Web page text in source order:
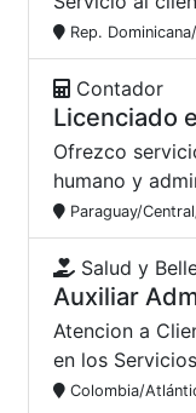
Rep.
Licenciado
Contador
Ofrezco
humano y
Paraguay/
Auxiliar
Salud y
Atencion a
en los
Colombia/